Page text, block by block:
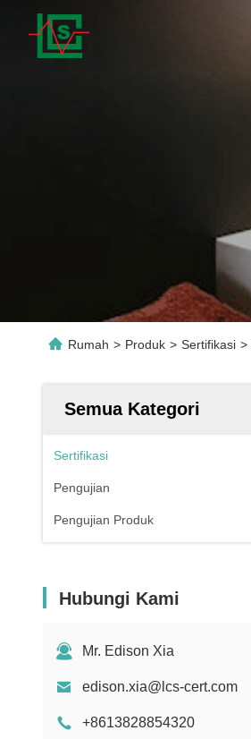
Rumah > Produk > Sertifikasi >
Semua Kategori
Sertifikasi
Pengujian
Pengujian Produk
Hubungi Kami
Mr. Edison Xia
edison.xia@lcs-cert.com
+8613828854320